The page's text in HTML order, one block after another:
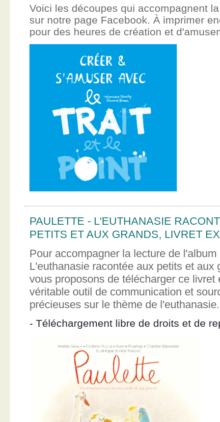
Voici les découpes qui accompagnent
sur notre page Facebook. À imprimer
pour des heures de création et
PAULETTE - L'EUTHANASIE
PETITS ET AUX GRANDS, LIVRET
Pour accompagner la lecture de
L'euthanasie racontée aux petits et aux
vous proposons de télécharger ce livret
véritable outil de communication et
précieuses sur le thème de l'euthanasie.
- Téléchargement libre de droits et de